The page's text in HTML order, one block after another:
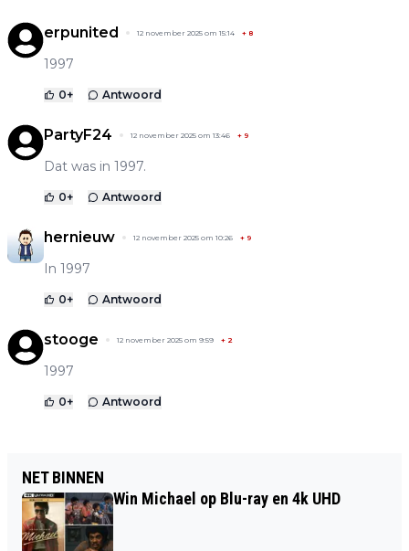
erpunited 12 november 2025 om 15:14 + 8
1997
0+ Antwoord
PartyF24 12 november 2025 om 13:46 + 9
Dat was in 1997.
0+ Antwoord
hernieuw 12 november 2025 om 10:26 + 9
In 1997
0+ Antwoord
stooge 12 november 2025 om 9:59 + 2
1997
0+ Antwoord
NET BINNEN
Win Michael op Blu-ray en 4k UHD